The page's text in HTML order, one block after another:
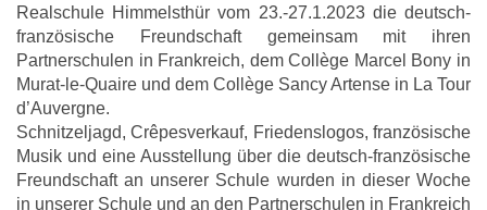
Realschule Himmelsthür vom 23.-27.1.2023 die deutsch-
französische Freundschaft gemeinsam mit ihren
Partnerschulen in Frankreich, dem Collège Marcel Bony in
Murat-le-Quaire und dem Collège Sancy Artense in La Tour
d’Auvergne.
Schnitzeljagd, Crêpesverkauf, Friedenslogos, französische
Musik und eine Ausstellung über die deutsch-französische
Freundschaft an unserer Schule wurden in dieser Woche
in unserer Schule und an den Partnerschulen in Frankreich